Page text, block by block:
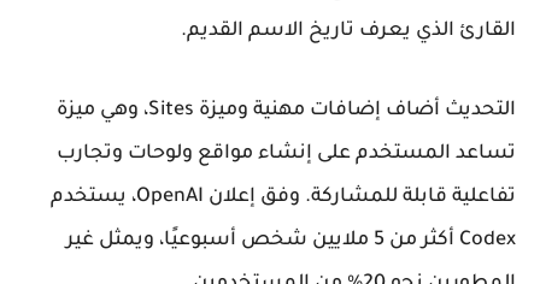
القارئ الذي يعرف تاريخ الاسم القديم.
التحديث أضاف إضافات مهنية وميزة Sites، وهي ميزة
تساعد المستخدم على إنشاء مواقع ولوحات وتجارب
تفاعلية قابلة للمشاركة. وفق إعلان OpenAI، يستخدم
Codex أكثر من 5 ملايين شخص أسبوعيًا، ويمثل غير